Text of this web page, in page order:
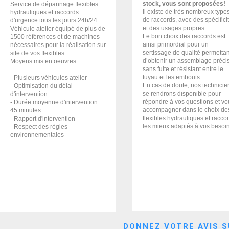
Service de dépannage flexibles
hydrauliques et raccords
d'urgence tous les jours 24h/24.
Véhicule atelier équipé de plus de
1500 références et de machines
nécessaires pour la réalisation sur
site de vos flexibles.
Moyens mis en oeuvres :
- Plusieurs véhicules atelier
- Optimisation du délai
d'intervention
- Durée moyenne d'intervention
45 minutes.
- Rapport d'intervention
- Respect des règles
environnementales
stock, vous sont proposées!
Il existe de très nombreux
de raccords, avec des
et des usages propres.
Le bon choix des raccords est
ainsi primordial pour un
sertissage de qualité
d’obtenir un assemblage
sans fuite et résistant entre le
tuyau et les embouts.
En cas de doute, nos
se rendrons disponible pour
répondre à vos questions et
accompagner dans le choix
flexibles hydrauliques et
les mieux adaptés à vos
DONNEZ VOTRE AVIS